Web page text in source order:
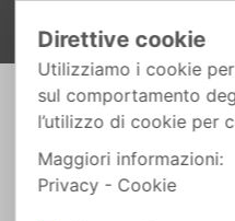
FUGA DALLA CITTÀ - I
Direttive cookie
Utilizziamo i cookie
sul comportamento
l’utilizzo di cookie per
Maggiori informazioni:
Privacy - Cookie